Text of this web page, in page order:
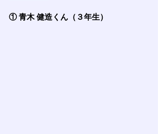
① 青木 健造くん（３年生）